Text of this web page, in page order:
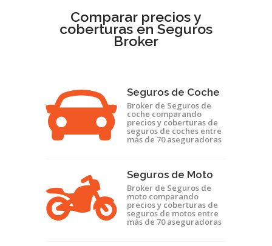
Comparar precios y
coberturas en Seguros
Broker
Seguros de Coche
Broker de Seguros de
coche comparando
precios y coberturas de
seguros de coches entre
más de 70 aseguradoras
Seguros de Moto
Broker de Seguros de
moto comparando
precios y coberturas de
seguros de motos entre
más de 70 aseguradoras